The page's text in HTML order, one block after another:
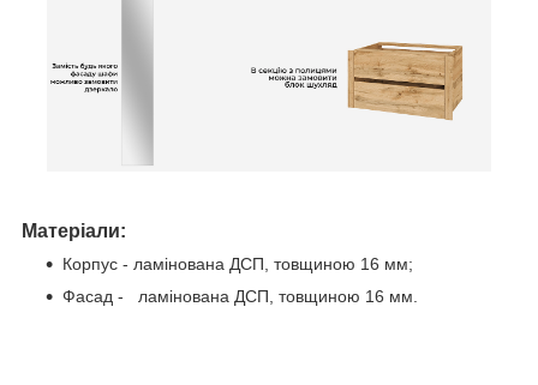
Матеріали:
Корпус - ламінована ДСП, товщиною 16 мм;
Фасад - ламінована ДСП, товщиною 16 мм.